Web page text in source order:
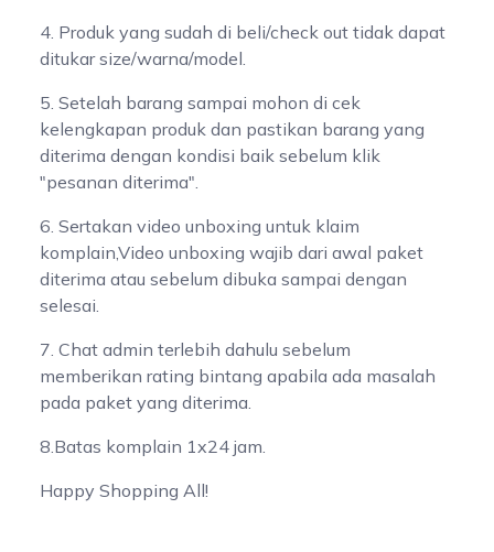
4. Produk yang sudah di beli/check out tidak dapat
ditukar size/warna/model.
5. Setelah barang sampai mohon di cek
kelengkapan produk dan pastikan barang yang
diterima dengan kondisi baik sebelum klik
"pesanan diterima".
6. Sertakan video unboxing untuk klaim
komplain,Video unboxing wajib dari awal paket
diterima atau sebelum dibuka sampai dengan
selesai.
7. Chat admin terlebih dahulu sebelum
memberikan rating bintang apabila ada masalah
pada paket yang diterima.
8.Batas komplain 1x24 jam.
Happy Shopping All!